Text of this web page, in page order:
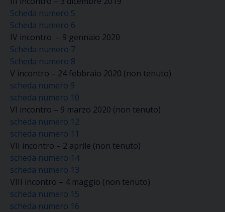
Scheda numero 5
Scheda numero 6
IV incontro – 9 gennaio 2020
Scheda numero 7
Scheda numero 8
V incontro – 24 febbraio 2020 (non tenuto)
scheda numero 9
scheda numero 10
VI incontro – 9 marzo 2020 (non tenuto)
scheda numero 12
scheda numero 11
VII incontro – 2 aprile (non tenuto)
scheda numero 14
scheda numero 13
VIII incontro – 4 maggio (non tenuto)
scheda numero 15
scheda numero 16